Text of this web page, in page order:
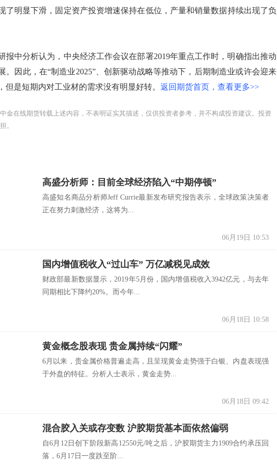
了明显下滑，固定资产投资增速保持在低位，产量和销量数据持续出现了负
中分析认为，中央经济工作会议在部署2019年重点工作时，明确指出推动
。因此，在“制造业2025”、创新驱动战略等推动下，后期制造业或许会迎来
但是短期内对工业材的需求没有明显好转。 返回期货首页，查看更多>>
金在线期货转载上述内容，不表明证实其描述，仅供投资者参考，并不构成投资建议。投资
。
高盛分析师：目前全球经济陷入“中期停顿”
高盛知名商品分析师Jeff Currie最新发布研究报告表示，全球政策决策者
正在努力刺激经济，这将为...
06月19日 10:53
国内增值税收入“过山车” 万亿减税见成效
财政部最新数据显示，2019年5月份，国内增值税收入3942亿元，与去年
同期相比下降约20%。而今年...
06月18日 10:58
黄金概念股表现 贵金属持续“闪耀”
6月以来，贵金属价格普遍走高，且呈现黄金走势强于白银、内盘表现强
于外盘的特征。分析人士表示，黄金走势...
06月18日 09:42
混合胶入关或存变数 沪胶期货基本面依然偏弱
自6月12日创下阶段新高12550元/吨之后，沪胶期货主力1909合约承压回
落，6月17日一度跌至阶...